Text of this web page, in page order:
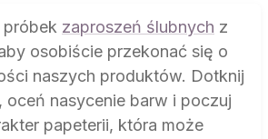
próbek zaproszeń ślubnych z
osobiście przekonać się o
naszych produktów. Dotknij
oceń nasycenie barw i poczuj
papeterii, która może